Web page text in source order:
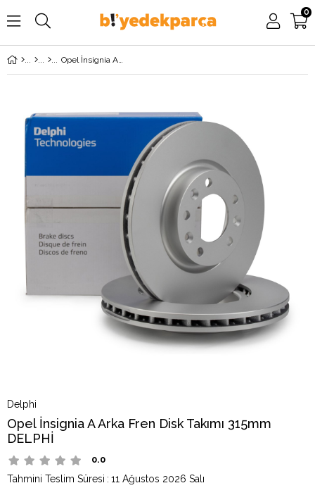
0
Opel İnsignia A Arka Fren Disk Takımı 315mm DELPHİ
Delphi
Opel İnsignia A Arka Fren Disk Takımı 315mm
DELPHİ
0.0
Tahmini Teslim Süresi : 11 Ağustos 2026 Salı